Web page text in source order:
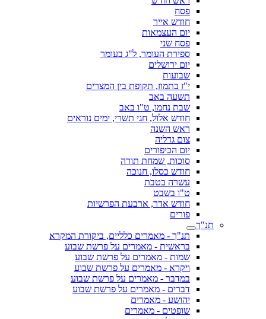
פסח
חודש אייר
יום העצמאות
פסח שני
ספירת העומר, ל"ג בעומר
יום ירושלים
שבועות
י"ז בתמוז, תקופת בין המצרים
תשעה באב
שבת נחמו, ט"ו באב
חודש אלול, חגי תשרי, ימים נוראים
ראש השנה
צום גדליה
יום הכיפורים
סוכות, שמחת תורה
חודש כסלו, חנוכה
עשרה בטבת
ט"ו בשבט
חודש אדר, ארבעת הפרשיות
פורים
תנ"ך
תנ"ך - מאמרים כלליים, ביקורת המקרא
בראשית - מאמרים על פרשת שבוע
שמות - מאמרים על פרשת שבוע
ויקרא - מאמרים על פרשת שבוע
במדבר - מאמרים על פרשת שבוע
דברים - מאמרים על פרשת שבוע
יהושע - מאמרים
שופטים - מאמרים